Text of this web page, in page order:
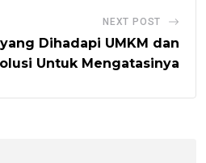
NEXT POST
Dihadapi UMKM dan
Untuk Mengatasinya